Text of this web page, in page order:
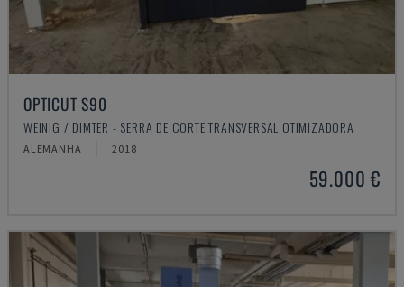
OPTICUT S90
WEINIG / DIMTER - SERRA DE CORTE TRANSVERSAL OTIMIZADORA
ALEMANHA 2018
59.000 €